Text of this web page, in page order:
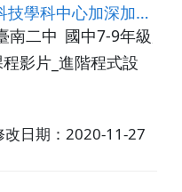
課程影片_進階程式設計－貪心演算法
南二中 國中7-9年級,高
影片_進階程式設
改日期：2020-11-27